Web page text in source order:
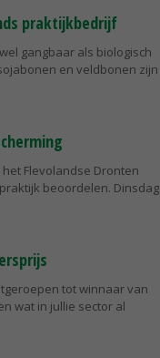
praktijkbedrijf
gangbaar als biologisch
en veldbonen zijn
Flevolandse Dronten
beoordelen. Dinsdag
tot winnaar van
wat in jullie sector al